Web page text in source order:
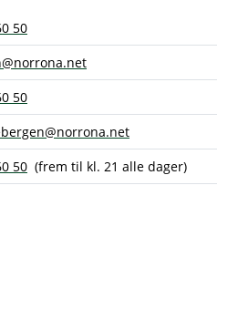
50
50
50 (frem til kl. 21 alle dager)